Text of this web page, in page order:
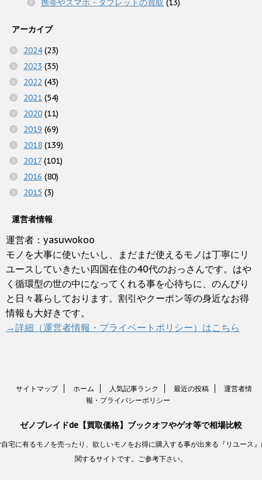
携帯やスマホ・タブレットの買取 (13)
アーカイブ
2024(23)
2023 (35)
2022 (43)
2021 (54)
2020 (11)
2019 (69)
2018 (139)
2017 (101)
2016 (80)
2015 (3)
運営者情報
運営者：yasuwokoo
モノを大事に使いたいし、まだまだ使えるモノは丁寧にリ
ユースしていきたい四国在住の40代のおっさんです。はや
く循環型の世の中になってくれる事を心待ちに、のんびり
と日々暮らしております。割引やクーポン等の身近なお得
情報も大好きです。
→詳細（運営者情報・プライベートポリシー）はこちら
サイトマップ ホーム 人気記事ランク 最近の投稿
運営者情
報・プライバシーポリシー
ゼノブレイドde【買取価格】ブックオフやゲオ等で相場比較
宅に有るモノを売ったり、欲しいモノをお得に購入する事が出来る『リユース
関するサイトです。ご参考下さい。